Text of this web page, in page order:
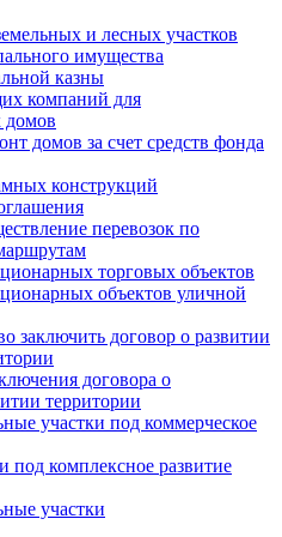
и лесных участков
имущества
казны
компаний для
домов
домов за счет средств фонда
конструкций
перевозок по
торговых объектов
объектов уличной
заключить договор о развитии
договора о
территории
участки под коммерческое
под комплексное развитие
участки